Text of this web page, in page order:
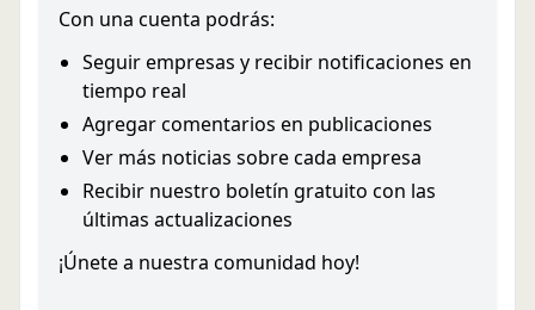
Con una cuenta podrás:
Seguir empresas y recibir notificaciones en
tiempo real
Agregar comentarios en publicaciones
Ver más noticias sobre cada empresa
Recibir nuestro boletín gratuito con las
últimas actualizaciones
¡Únete a nuestra comunidad hoy!